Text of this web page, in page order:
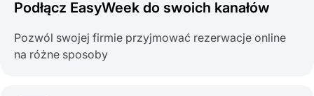
Podłącz EasyWeek do swoich kanałów
Pozwól swojej firmie przyjmować rezerwacje online
na różne sposoby